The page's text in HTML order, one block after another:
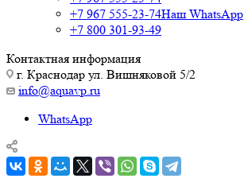
+7 967 555-23-74Наш WhatsApp
+7 800 301-93-49
Контактная информация
г. Краснодар ул. Вишняковой 5/2
info@aquavp.ru
WhatsApp